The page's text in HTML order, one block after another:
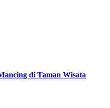
di Taman Wisata